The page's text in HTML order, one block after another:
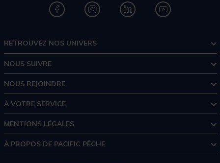
RETROUVEZ NOS UNIVERS
NOUS SUIVRE
NOUS REJOINDRE
À VOTRE SERVICE
MENTIONS LÉGALES
À PROPOS DE PACIFIC PÊCHE